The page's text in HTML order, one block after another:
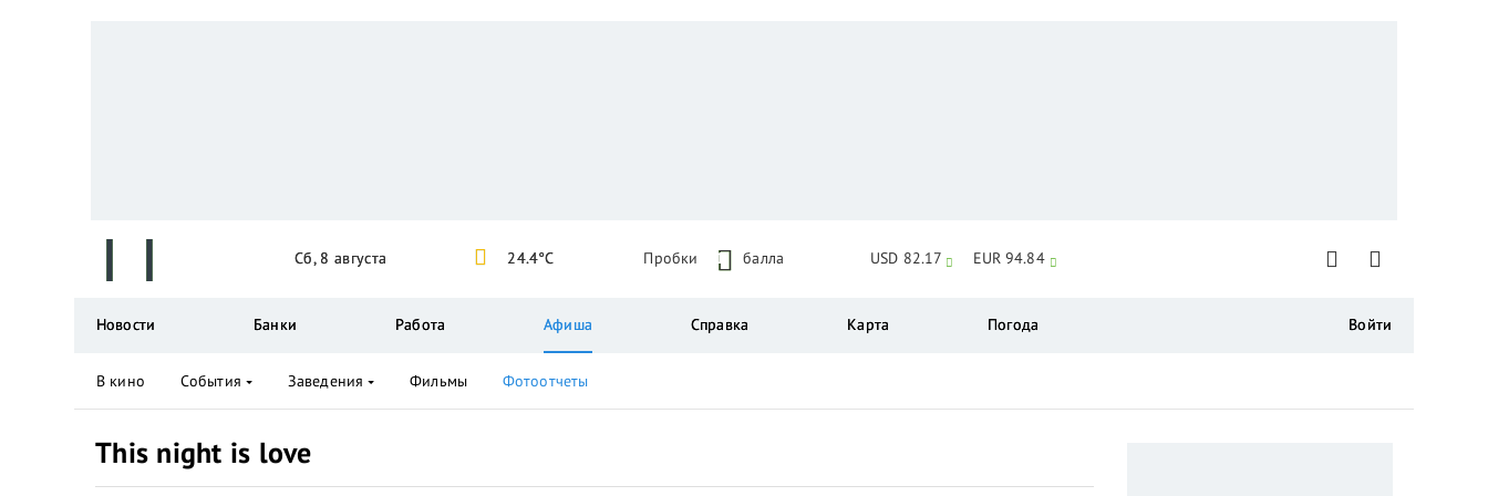
This night is love
Сб, 8 августа 24.4°C Пробки 1 балла USD 82.17 EUR 94.84
Новости Банки Работа Афиша Справка Карта Погода Войти
В кино События Заведения Фильмы Фотоотчеты